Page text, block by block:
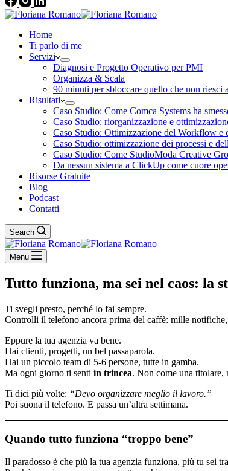
Home
Ti parlo di me
Servizi
Diagnosi e Progetto Operativo per PMI
Organizza & Scala
90 minuti per sbloccare quello che non riesci
Risultati
Caso Studio: Come Comca Systems ha
Caso Studio: riorganizzazione e
Caso Studio: Ottimizzazione del Workflow e
Caso Studio: ottimizzazione dei processi e
Caso Studio: Come StudioModa Creative
Da nessun sistema a ClickUp come cuore
Risorse Gratuite
Blog
Podcast
Contatti
Search
Menu
Tutto funziona, ma sei nel caos: la
Ti svegli presto, perché lo fai sempre.
Controlli il telefono ancora prima del caffè: mille
Eppure la tua agenzia va bene.
Hai clienti, progetti, un bel passaparola.
Hai un piccolo team di 5-6 persone, tutte in gamba.
Ma ogni giorno ti senti in trincea. Non come una titolare,
Ti dici più volte: “Devo organizzare meglio il lavoro.”
Poi suona il telefono. E passa un’altra settimana.
Quando tutto funziona “troppo bene”
Il paradosso è che più la tua agenzia funziona, più tu sei